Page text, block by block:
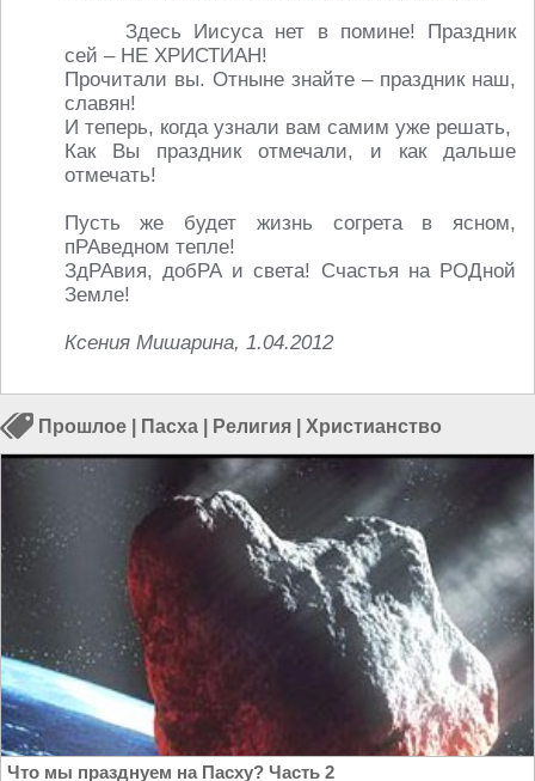
Здесь Иисуса нет в помине! Праздник
сей – НЕ ХРИСТИАН!
Прочитали вы. Отныне знайте – праздник наш,
славян!
И теперь, когда узнали вам самим уже решать,
Как Вы праздник отмечали, и как дальше
отмечать!
Пусть же будет жизнь согрета в ясном,
пРАведном тепле!
ЗдРАвия, добРА и света! Счастья на РОДной
Земле!
Ксения Мишарина, 1.04.2012
Прошлое Пасха Религия Христианство
Что мы празднуем на Пасху? Часть 2